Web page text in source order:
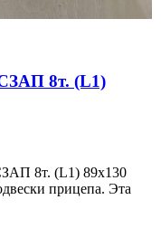
8т. (L1)
8т. (L1) 89х130
прицепа. Эта